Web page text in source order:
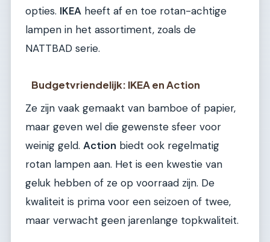
opties. IKEA heeft af en toe rotan-achtige
lampen in het assortiment, zoals de
NATTBAD serie.
Budgetvriendelijk: IKEA en Action
Ze zijn vaak gemaakt van bamboe of papier,
maar geven wel die gewenste sfeer voor
weinig geld. Action biedt ook regelmatig
rotan lampen aan. Het is een kwestie van
geluk hebben of ze op voorraad zijn. De
kwaliteit is prima voor een seizoen of twee,
maar verwacht geen jarenlange topkwaliteit.